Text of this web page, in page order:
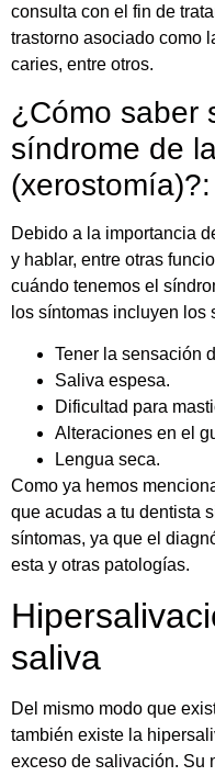
consulta con el fin de
trastorno asociado como
caries, entre otros.
¿Cómo saber
síndrome de
Debido a la importancia
y hablar, entre otras
cuándo tenemos el
los síntomas incluyen los
Tener la sensación
Saliva espesa.
Dificultad para
Alteraciones en el
Lengua seca.
Como ya hemos
que acudas a tu dentista
síntomas, ya que el
esta y otras patologías.
saliva
Del mismo modo que
también existe la
exceso de salivación. Su